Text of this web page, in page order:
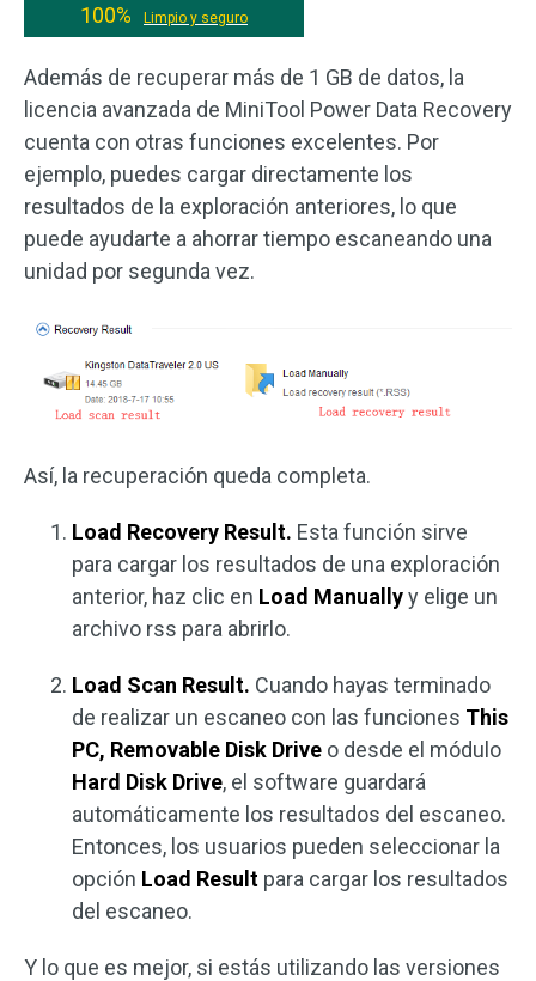
100%
Limpio y seguro
Además de recuperar más de 1 GB de datos, la
licencia avanzada de MiniTool Power Data Recovery
cuenta con otras funciones excelentes. Por
ejemplo, puedes cargar directamente los
resultados de la exploración anteriores, lo que
puede ayudarte a ahorrar tiempo escaneando una
unidad por segunda vez.
Así, la recuperación queda completa.
Load Recovery Result. Esta función sirve
para cargar los resultados de una exploración
anterior, haz clic en Load Manuallyy elige un
archivo rss para abrirlo.
Load Scan Result. Cuando hayas terminado
de realizar un escaneo con las funciones This
PC, Removable Disk Drive o desde el módulo
Hard Disk Drive, el software guardará
automáticamente los resultados del escaneo.
Entonces, los usuarios pueden seleccionar la
opción Load Result para cargar los resultados
del escaneo.
Y lo que es mejor, si estás utilizando las versiones